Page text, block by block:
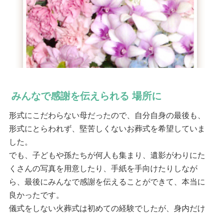
みんなで感謝を伝えられる 場所に
形式にこだわらない母だったので、自分自身の最後も、
形式にとらわれず、堅苦しくないお葬式を希望していま
した。
でも、子どもや孫たちが何人も集まり、遺影がわりにた
くさんの写真を用意したり、手紙を手向けたりしなが
ら、最後にみんなで感謝を伝えることができて、本当に
良かったです。
儀式をしない火葬式は初めての経験でしたが、身内だけ